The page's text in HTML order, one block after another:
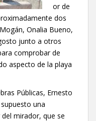
or de
dos
Onalia Bueno,
junto a otros
comprobar de
aspecto de la playa
Públicas, Ernesto
una
mirador, que se